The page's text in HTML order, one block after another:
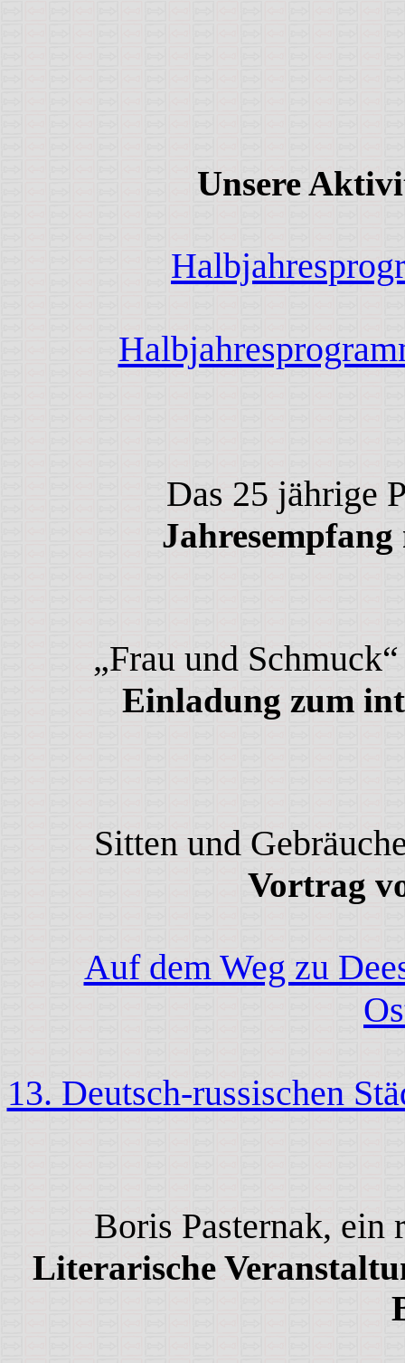
Unsere
Das 25 jährige
„Frau und
Einladung zum
Sitten und
Vortrag
Auf dem Weg zu
13. Deutsch-russischen
Boris Pasternak, ein
Literarische